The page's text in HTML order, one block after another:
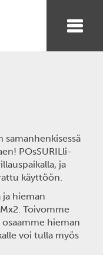
samanhenkisessä
POsSURILli-
ja
käyttöön.
ja hieman
Toivomme
hieman
voi tulla myös